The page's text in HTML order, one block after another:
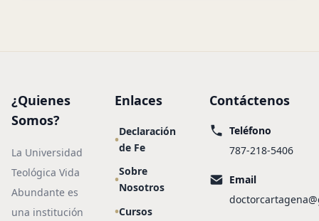
¿Quienes
Somos?
La Universidad
Teológica Vida
Abundante es
una institución
Enlaces
Declaración
de Fe
Sobre
Nosotros
Cursos
Contáctenos
Teléfono
787-218-5406
Email